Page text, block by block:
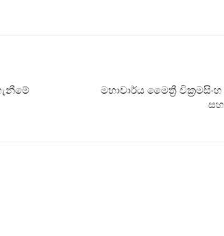
මහාචාර්ය මෛත්‍රී